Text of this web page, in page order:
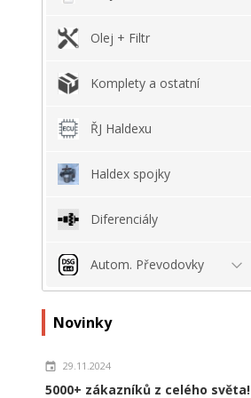
Olej + Filtr
Komplety a ostatní
ŘJ Haldexu
Haldex spojky
Diferenciály
Autom. Převodovky
Novinky
29.11.2024
5000+ zákazníků z celého světa!